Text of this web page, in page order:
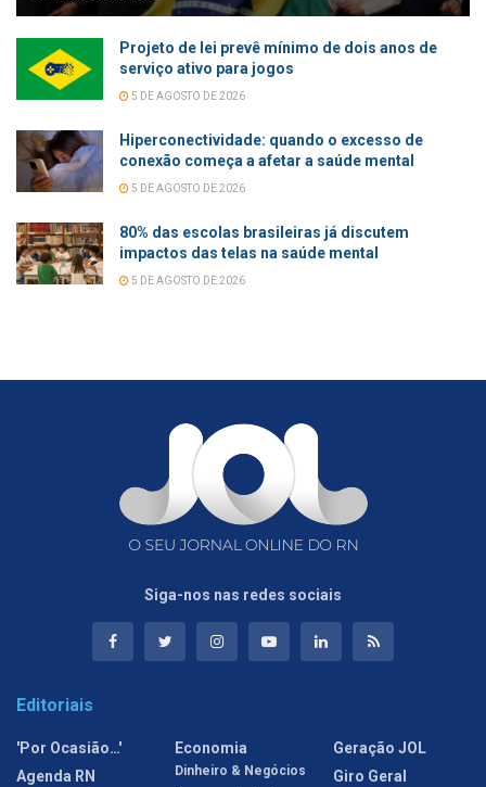
Projeto de lei prevê mínimo de dois anos de
serviço ativo para jogos
5 DE AGOSTO DE 2026
Hiperconectividade: quando o excesso de
conexão começa a afetar a saúde mental
5 DE AGOSTO DE 2026
80% das escolas brasileiras já discutem
impactos das telas na saúde mental
5 DE AGOSTO DE 2026
Siga-nos nas redes sociais
Editoriais
'Por Ocasião…'
Agenda RN
Economia
Dinheiro & Negócios
Geração JOL
Giro Geral